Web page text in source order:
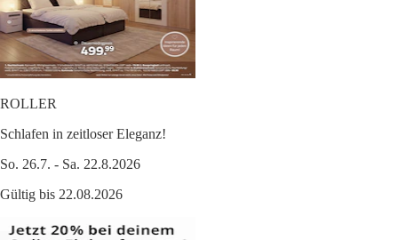
ROLLER
Schlafen in zeitloser Eleganz!
So. 26.7. - Sa. 22.8.2026
Gültig bis 22.08.2026